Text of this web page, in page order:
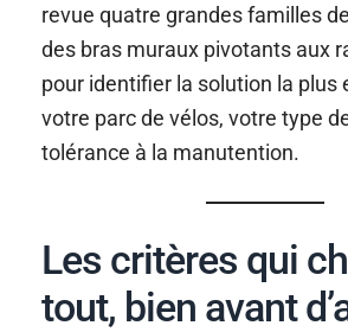
revue quatre grandes familles
des bras muraux pivotants aux
pour identifier la solution la plus
votre parc de vélos, votre type
tolérance à la manutention.
Les critères qui
tout, bien avant